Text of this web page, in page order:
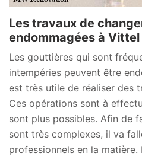
Les travaux de
endommagées à
Les gouttières qui sont
intempéries peuvent être
est très utile de réaliser des
Ces opérations sont à
sont plus possibles. Afin de
sont très complexes, il va
professionnels en la